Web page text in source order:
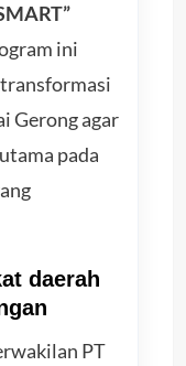
ini
Gerong agar
pada
daerah
PT